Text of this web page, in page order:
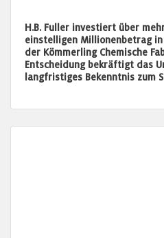
H.B. Fuller investiert über
einstelligen Millionenbetrag
der Kömmerling Chemische
Entscheidung bekräftigt das
langfristiges Bekenntnis zum